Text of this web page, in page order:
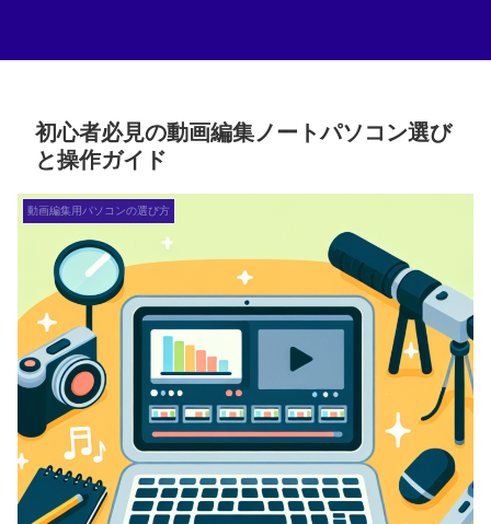
初心者必見の動画編集ノートパソコン選び
と操作ガイド
動画編集用パソコンの選び方